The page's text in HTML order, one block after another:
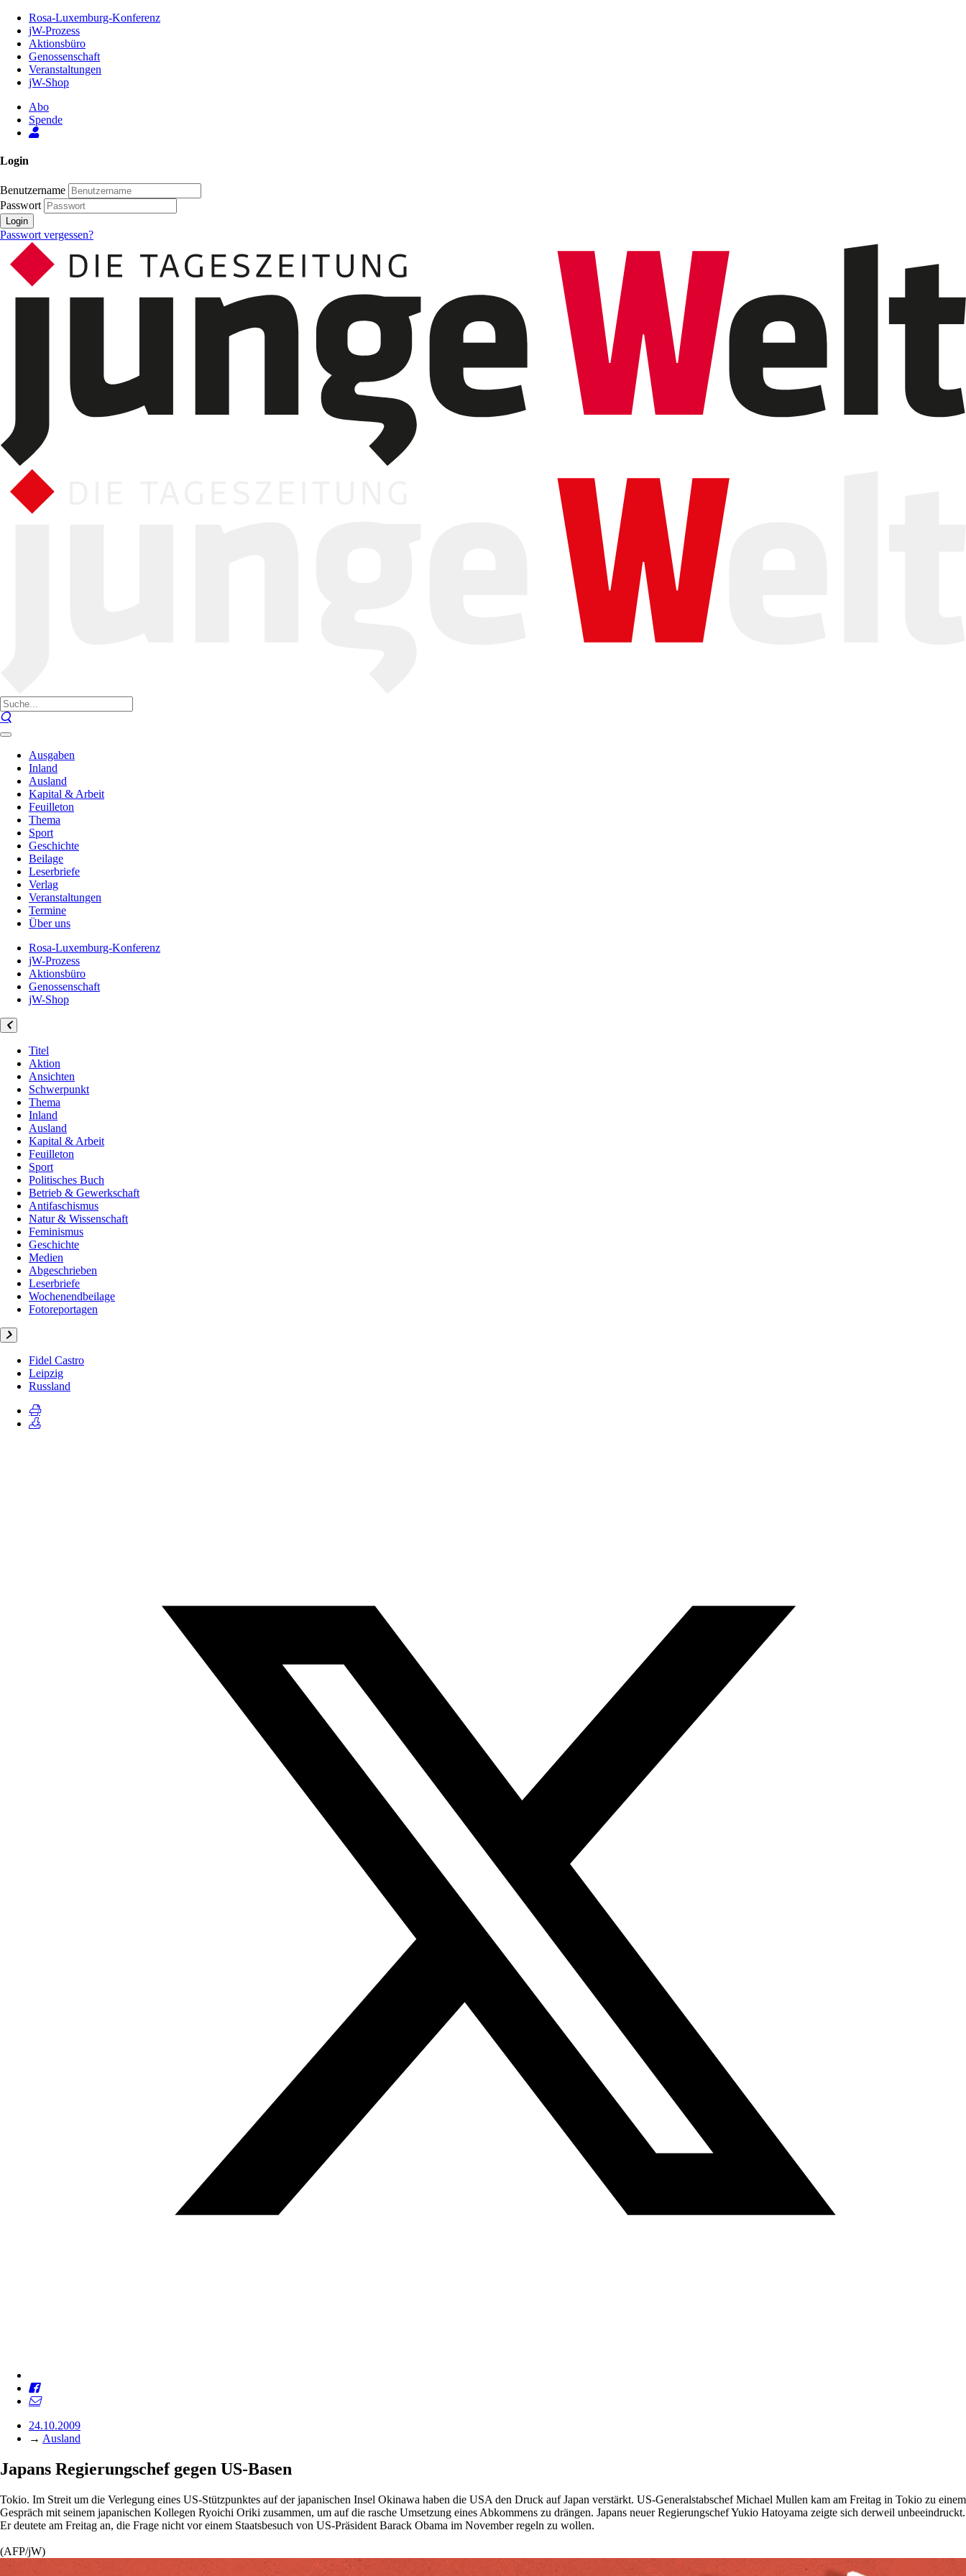
Inhalt
Seite
Rosa-Luxemburg-Konferenz
jW-Prozess
Aktionsbüro
Genossenschaft
Veranstaltungen
jW-Shop
Abo
Spende
Login
Benutzername
Passwort
Login
Passwort vergessen?
Ausgaben
Inland
Ausland
Kapital & Arbeit
Feuilleton
Thema
Sport
Geschichte
Beilage
Leserbriefe
Verlag
Veranstaltungen
Termine
Über uns
Rosa-Luxemburg-Konferenz
jW-Prozess
Aktionsbüro
Genossenschaft
jW-Shop
Titel
Aktion
Ansichten
Schwerpunkt
Thema
Inland
Ausland
Kapital & Arbeit
Feuilleton
Sport
Politisches Buch
Betrieb & Gewerkschaft
Antifaschismus
Natur & Wissenschaft
Feminismus
Geschichte
Medien
Abgeschrieben
Leserbriefe
Wochenendbeilage
Fotoreportagen
Fidel Castro
Leipzig
Russland
24.10.2009
→ Ausland
Japans Regierungschef gegen US-Basen
Tokio. Im Streit um die Verlegung eines US-Stützpunktes auf der japanischen Insel Okinawa haben die USA den Druck auf Japan verstärkt. US-General­stabschef Michael Mullen kam am Freitag in Tokio zu einem
Gespräch mit seinem japanischen Kollegen Ryoichi Oriki zusammen, um auf die rasche Umsetzung eines Abkommens zu drängen. Japans neuer Regierungschef Yukio Hatoyama zeigte sich derweil unbeeindruckt.
Er deutete am Freitag an, die Frage nicht vor einem Staatsbesuch von US-Präsident Barack Obama im November regeln zu wollen.
(AFP/jW)